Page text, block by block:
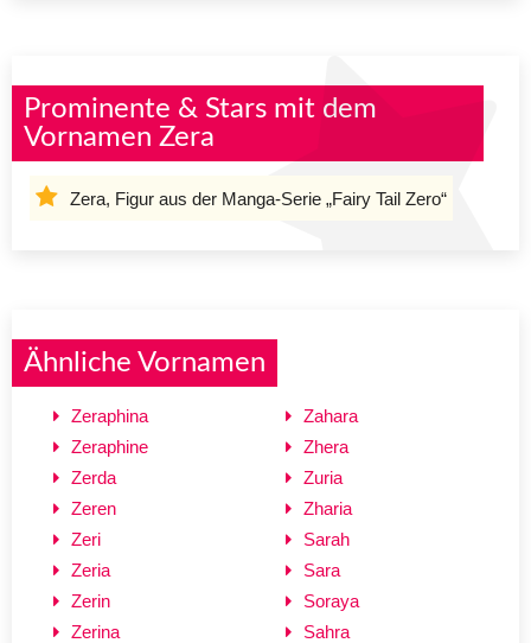
Prominente & Stars mit dem
Vornamen Zera
Zera, Figur aus der Manga-Serie „Fairy Tail Zero“
Ähnliche Vornamen
Zeraphina
Zeraphine
Zerda
Zeren
Zeri
Zeria
Zerin
Zerina
Zahara
Zhera
Zuria
Zharia
Sarah
Sara
Soraya
Sahra